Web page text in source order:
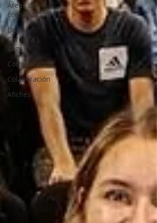
Áreas de
conservación
Dra.
Carolina J.
Zagal
Comunicación
Colaboración
Afiches